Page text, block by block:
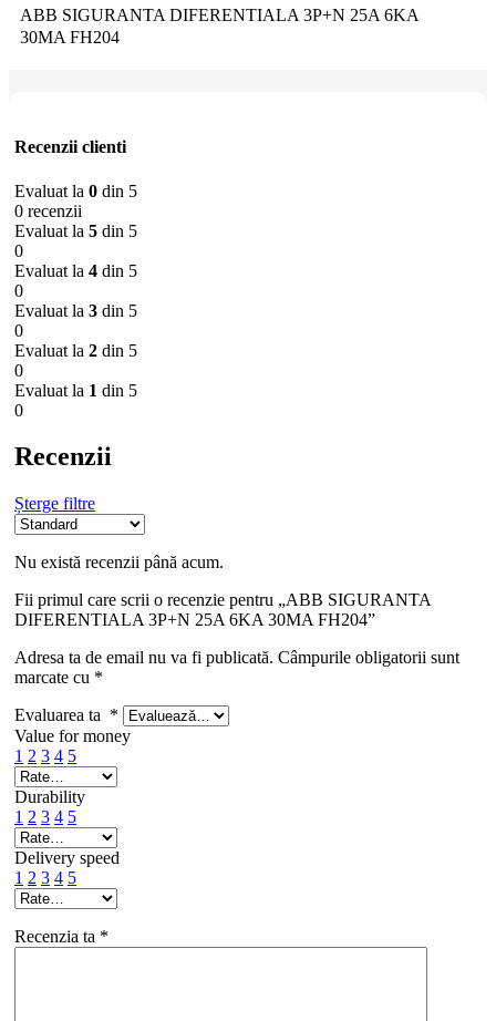
ABB SIGURANTA DIFERENTIALA 3P+N 25A 6KA
30MA FH204
Recenzii clienti
Evaluat la 0 din 5
0 recenzii
Evaluat la 5 din 5
0
Evaluat la 4 din 5
0
Evaluat la 3 din 5
0
Evaluat la 2 din 5
0
Evaluat la 1 din 5
0
Recenzii
Șterge filtre
Nu există recenzii până acum.
Fii primul care scrii o recenzie pentru „ABB SIGURANTA
DIFERENTIALA 3P+N 25A 6KA 30MA FH204”
Adresa ta de email nu va fi publicată. Câmpurile obligatorii sunt
marcate cu *
Evaluarea ta *
Value for money
1 2 3 4 5
Durability
1 2 3 4 5
Delivery speed
1 2 3 4 5
Recenzia ta *